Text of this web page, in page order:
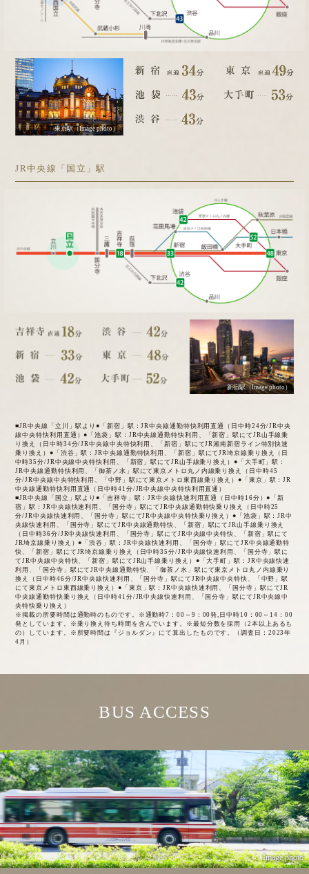
東京駅（Image photo）
JR中央線「国立」駅
新宿駅（Image photo）
■JR中央線「立川」駅より●「新宿」駅：JR中央線通勤特快利用直通（日中時24分/JR中央
線中央特快利用直通）●「池袋」駅：JR中央線通勤特快利用、「新宿」駅にてJR山手線乗
り換え（日中時34分/JR中央線中央特快利用、「新宿」駅にてJR湘南新宿ライン特別快速
乗り換え）●「渋谷」駅：JR中央線通勤特快利用、「新宿」駅にてJR埼京線乗り換え（日
中時35分/JR中央線中央特快利用、「新宿」駅にてJR山手線乗り換え）●「大手町」駅：
JR中央線通勤特快利用、「御茶ノ水」駅にて東京メトロ丸ノ内線乗り換え（日中時45
分/JR中央線中央特快利用、「中野」駅にて東京メトロ東西線乗り換え）●「東京」駅：JR
中央線通勤特快利用直通（日中時41分/JR中央線中央特快利用直通）
■JR中央線「国立」駅より●「吉祥寺」駅：JR中央線快速利用直通（日中時16分）●「新
宿」駅：JR中央線快速利用、「国分寺」駅にてJR中央線通勤特快乗り換え（日中時25
分/JR中央線快速利用、「国分寺」駅にてJR中央線中央特快乗り換え）●「池袋」駅：JR中
央線快速利用、「国分寺」駅にてJR中央線通勤特快、「新宿」駅にてJR山手線乗り換え
（日中時36分/JR中央線快速利用、「国分寺」駅にてJR中央線中央特快、「新宿」駅にて
JR埼京線乗り換え）●「渋谷」駅：JR中央線快速利用、「国分寺」駅にてJR中央線通勤特
快、「新宿」駅にてJR埼京線乗り換え（日中時35分/JR中央線快速利用、「国分寺」駅に
てJR中央線中央特快、「新宿」駅にてJR山手線乗り換え）●「大手町」駅：JR中央線快速
利用、「国分寺」駅にてJR中央線通勤特快、「御茶ノ水」駅にて東京メトロ丸ノ内線乗り
換え（日中時46分/JR中央線快速利用、「国分寺」駅にてJR中央線中央特快、「中野」駅
にて東京メトロ東西線乗り換え）●「東京」駅：JR中央線快速利用、「国分寺」駅にてJR
中央線通勤特快乗り換え（日中時41分/JR中央線快速利用、「国分寺」駅にてJR中央線中
央特快乗り換え）
※掲載の所要時間は通勤時のものです。※通勤時7：00～9：00発,日中時10：00～14：00
発としています。※乗り換え待ち時間を含んでいます。※最短分数を採用（2本以上あるも
の）しています。※所要時間は『ジョルダン』にて算出したものです。（調査日：2023年
4月）
BUS ACCESS
Image photo